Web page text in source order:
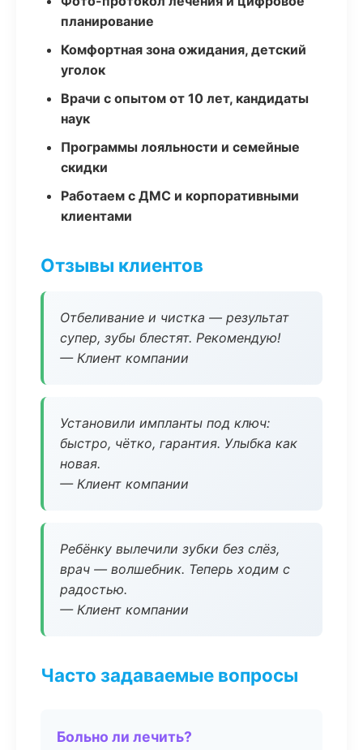
планирование
Комфортная зона ожидания, детский
уголок
Врачи с опытом от 10 лет, кандидаты
наук
Программы лояльности и семейные
скидки
Работаем с ДМС и корпоративными
клиентами
Отзывы клиентов
Отбеливание и чистка — результат
супер, зубы блестят. Рекомендую!
— Клиент компании
Установили импланты под ключ:
быстро, чётко, гарантия. Улыбка как
новая.
— Клиент компании
Ребёнку вылечили зубки без слёз,
врач — волшебник. Теперь ходим с
радостью.
— Клиент компании
Часто задаваемые вопросы
Больно ли лечить?